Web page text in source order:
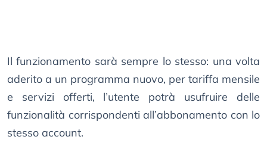
Il funzionamento sarà sempre lo stesso: una volta
aderito a un programma nuovo, per tariffa mensile
e servizi offerti, l’utente potrà usufruire delle
funzionalità corrispondenti all’abbonamento con lo
stesso account.